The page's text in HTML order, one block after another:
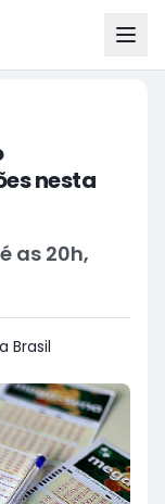
nesta
as 20h,
Brasil